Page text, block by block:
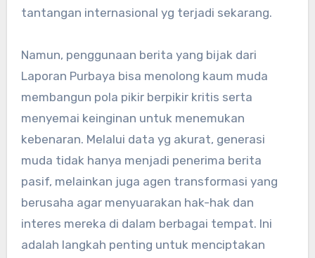
tantangan internasional yg terjadi sekarang.
Namun, penggunaan berita yang bijak dari
Laporan Purbaya bisa menolong kaum muda
membangun pola pikir berpikir kritis serta
menyemai keinginan untuk menemukan
kebenaran. Melalui data yg akurat, generasi
muda tidak hanya menjadi penerima berita
pasif, melainkan juga agen transformasi yang
berusaha agar menyuarakan hak-hak dan
interes mereka di dalam berbagai tempat. Ini
adalah langkah penting untuk menciptakan